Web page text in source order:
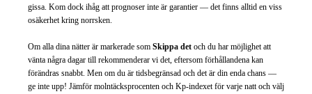
gissa. Kom dock ihåg att prognoser inte är garantier — det finns alltid en viss
osäkerhet kring norrsken.
Om alla dina nätter är markerade som Skippa det och du har möjlighet att
vänta några dagar till rekommenderar vi det, eftersom förhållandena kan
förändras snabbt. Men om du är tidsbegränsad och det är din enda chans —
ge inte upp! Jämför molntäcksprocenten och Kp-indexet för varje natt och välj